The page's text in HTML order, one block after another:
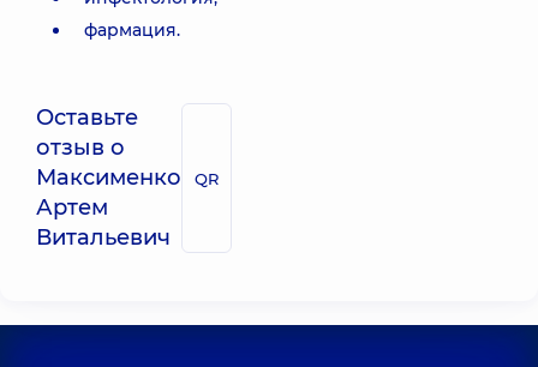
фармация.
Оставьте
отзыв о
Максименко
Артем
Витальевич
QR